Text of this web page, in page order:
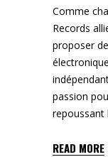
Comme
Records
proposer
passion
repoussant
READ MORE